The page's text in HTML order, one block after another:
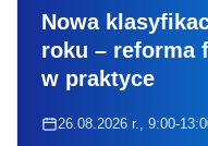
Nowa
roku – reforma
w praktyce
26.08.2026 r., 9:00-